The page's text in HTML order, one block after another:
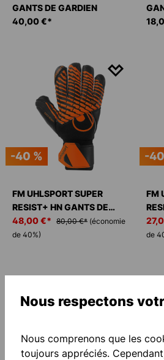
GANTS DE GARDIEN
40,00 €*
-40 %
FM UHLSPORT SUPER
RESIST+ HN GANTS DE
GARDIEN
48,00 €* 80,00 €* (économie
de 40%)
-
FM
de
Nous respectons
Nous comprenons que les
toujours appréciés.